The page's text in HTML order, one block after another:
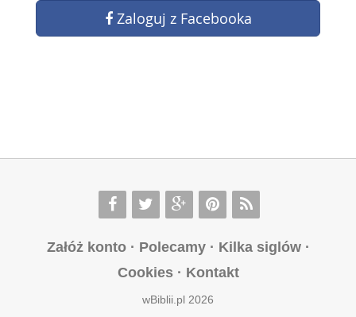
Zaloguj z Facebooka
Załóż konto· Polecamy· Kilka siglów·
Cookies· Kontakt
wBiblii.pl 2026